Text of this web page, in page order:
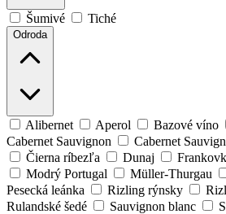
Šumivé Tiché
Odroda
Alibernet Aperol Bazové víno
Cabernet Sauvignon
Cabernet
Čierna ríbezľa
Dunaj
Modrý Portugal
Müller-Thurgau
Pesecká leánka
Rizling rýnsky
Rulandské šedé
Sauvignon blanc